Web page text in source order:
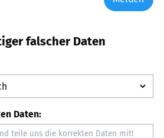
falscher Daten
Daten: